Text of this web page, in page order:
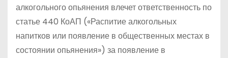
алкогольного опьянения влечет ответственность по
статье 440 КоАП («Распитие алкогольных
напитков или появление в общественных местах в
состоянии опьянения») за появление в